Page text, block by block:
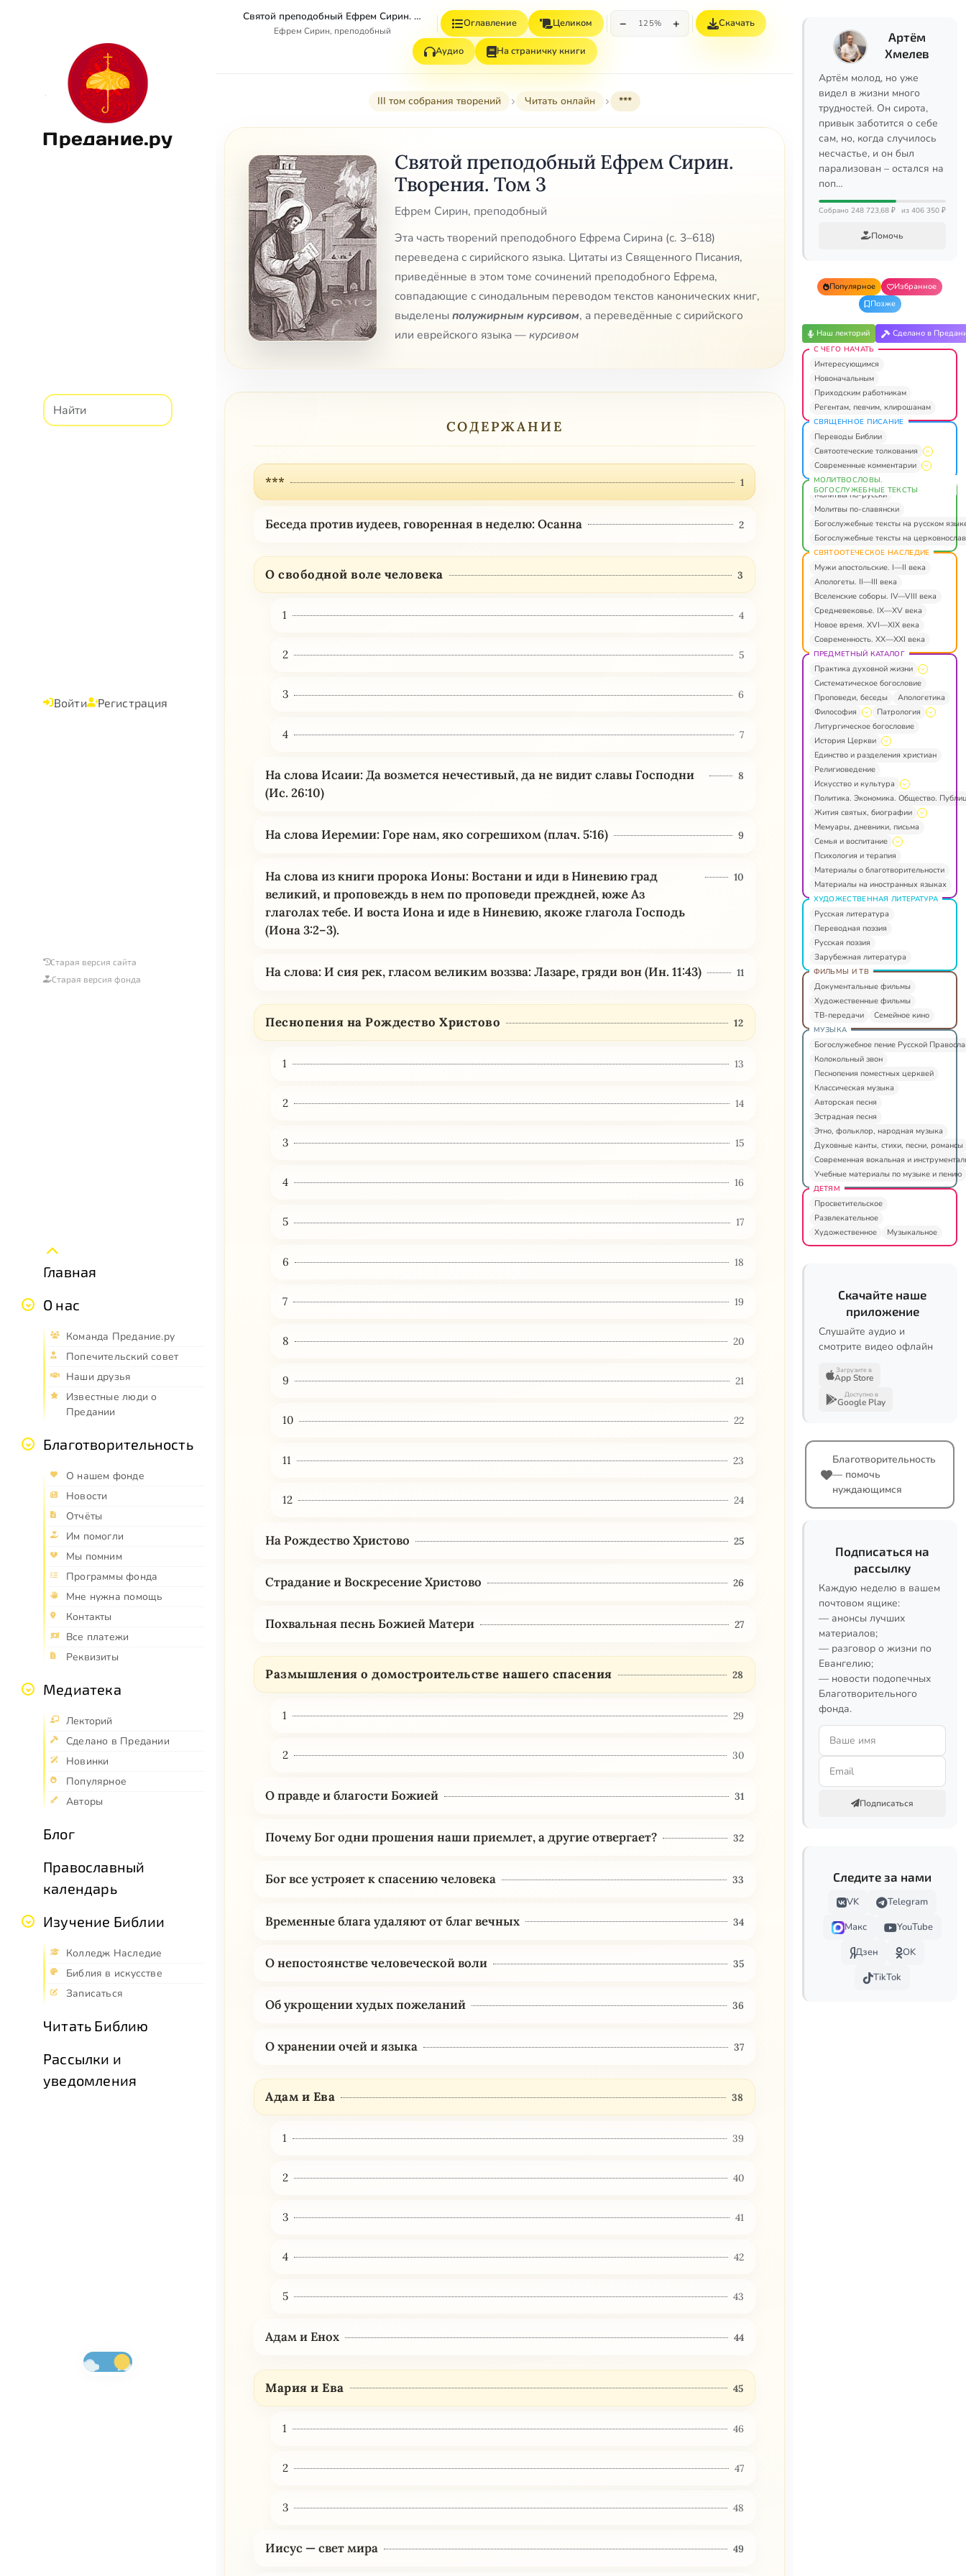
Предание.ру
Войти Регистрация
Старая версия сайта
Старая версия фонда
Главная
О нас
Команда Предание.ру
Попечительский совет
Наши друзья
Известные люди о
Предании
Благотворительность
О нашем фонде
Новости
Отчёты
Им помогли
Мы помним
Программы фонда
Мне нужна помощь
Контакты
Все платежи
Реквизиты
Медиатека
Лекторий
Сделано в Предании
Новинки
Популярное
Авторы
Блог
Православный
календарь
Изучение Библии
Колледж Наследие
Библия в искусстве
Записаться
Читать Библию
Рассылки и
уведомления
Святой преподобный Ефрем Сирин. Творения. Том 3
Ефрем Сирин, преподобный
Оглавление Целиком − 125% + Скачать
Аудио На страничку книги
III том собрания творений Читать онлайн ***
Святой преподобный Ефрем Сирин.
Творения. Том 3
Ефрем Сирин, преподобный
Эта часть творений преподобного Ефрема Сирина (с. 3–618)
переведена с сирийского языка. Цитаты из Священного Писания,
приведённые в этом томе сочинений преподобного Ефрема,
совпадающие с синодальным переводом текстов канонических книг,
выделеныполужирным курсивом, а переведённые с сирийского
или еврейского языка —курсивом
СОДЕРЖАНИЕ
*** 1
Беседа против иудеев, говоренная в неделю: Осанна 2
О свободной воле человека 3
1 4
2 5
3 6
4 7
На слова Исаии: Да возмется нечестивый, да не видит славы Господни
(Ис. 26:10)
8
На слова Иеремии: Горе нам, яко согрешихом (плач. 5:16) 9
На слова из книги пророка Ионы: Востани и иди в Ниневию град
великий, и проповеждь в нем по проповеди преждней, юже Аз
глаголах тебе. И воста Иона и иде в Ниневию, якоже глагола Господь
(Иона 3:2–3).
10
На слова: И сия рек, гласом великим воззва: Лазаре, гряди вон (Ин. 11:43) 11
Песнопения на Рождество Христово 12
1 13
2 14
3 15
4 16
5 17
6 18
7 19
8 20
9 21
10 22
11 23
12 24
На Рождество Христово 25
Страдание и Воскресение Христово 26
Похвальная песнь Божией Матери 27
Размышления о домостроительстве нашего спасения 28
1 29
2 30
О правде и благости Божией 31
Почему Бог одни прошения наши приемлет, а другие отвергает? 32
Бог все устрояет к спасению человека 33
Временные блага удаляют от благ вечных 34
О непостоянстве человеческой воли 35
Об укрощении худых пожеланий 36
О хранении очей и языка 37
Адам и Ева 38
1 39
2 40
3 41
4 42
5 43
Адам и Енох 44
Мария и Ева 45
1 46
2 47
3 48
Иисус — свет мира 49
Артём
Хмелев
Артём молод, но уже
видел в жизни много
трудностей. Он сирота,
привык заботится о себе
сам, но, когда случилось
несчастье, и он был
парализован – остался на
поп…
Собрано 248 723,68 ₽ из 406 350 ₽
Помочь
Популярное
Избранное
Позже
Наш лекторий Сделано в
С ЧЕГО НАЧАТЬ
Интересующимся
Новоначальным
Приходским работникам
Регентам, певчим, клирошанам
СВЯЩЕННОЕ ПИСАНИЕ
Переводы Библии
Святоотеческие толкования
Современные комментарии
МОЛИТВОСЛОВЫ.
БОГОСЛУЖЕБНЫЕ ТЕКСТЫ
Молитвы по-русски
Молитвы по-славянски
Богослужебные тексты на русском
Богослужебные тексты на
СВЯТООТЕЧЕСКОЕ НАСЛЕДИЕ
Мужи апостольские. I—II века
Апологеты. II—III века
Вселенские соборы. IV—VIII века
Средневековье. IX—XV века
Новое время. XVI—XIX века
Современность. XX—XXI века
ПРЕДМЕТНЫЙ КАТАЛОГ
Практика духовной жизни
Систематическое богословие
Проповеди, беседы
Апологетика
Философия
Патрология
Литургическое богословие
История Церкви
Единство и разделения христиан
Религиоведение
Искусство и культура
Политика. Экономика. Общество.
Жития святых, биографии
Мемуары, дневники, письма
Семья и воспитание
Психология и терапия
Материалы о благотворительности
Материалы на иностранных языках
ХУДОЖЕСТВЕННАЯ ЛИТЕРАТУРА
Русская литература
Переводная поэзия
Русская поэзия
Зарубежная литература
ФИЛЬМЫ И ТВ
Документальные фильмы
Художественные фильмы
ТВ-передачи
Семейное кино
МУЗЫКА
Богослужебное пение Русской
Колокольный звон
Песнопения поместных церквей
Классическая музыка
Авторская песня
Эстрадная песня
Этно, фольклор, народная музыка
Духовные канты, стихи, песни, романсы
Современная вокальная и
Учебные материалы по музыке и пению
ДЕТЯМ
Просветительское
Развлекательное
Художественное
Музыкальное
Скачайте наше
приложение
Слушайте аудио и
смотрите видео офлайн
Загрузите в
App Store
Доступно в
Google Play
Благотворительность
— помочь
нуждающимся
Подписаться на
рассылку
Каждую неделю в вашем
почтовом ящике:
— анонсы лучших
материалов;
— разговор о жизни по
Евангелию;
— новости подопечных
Благотворительного
фонда.
Подписаться
Следите за нами
VK
Telegram
Макс
YouTube
Дзен
OK
TikTok